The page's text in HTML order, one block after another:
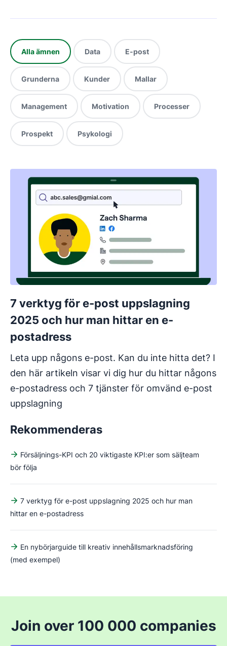
Alla ämnen Data E-post
Grunderna Kunder Mallar
Management Motivation Processer
Prospekt Psykologi
7 verktyg för e-post uppslagning
2025 och hur man hittar en e-
postadress
Leta upp någons e-post. Kan du inte hitta det? I
den här artikeln visar vi dig hur du hittar någons
e-postadress och 7 tjänster för omvänd e-post
uppslagning
Rekommenderas
Försäljnings-KPI och 20 viktigaste KPI:er som säljteam
bör följa
7 verktyg för e-post uppslagning 2025 och hur man
hittar en e-postadress
En nybörjarguide till kreativ innehållsmarknadsföring
(med exempel)
Join over 100 000 companies